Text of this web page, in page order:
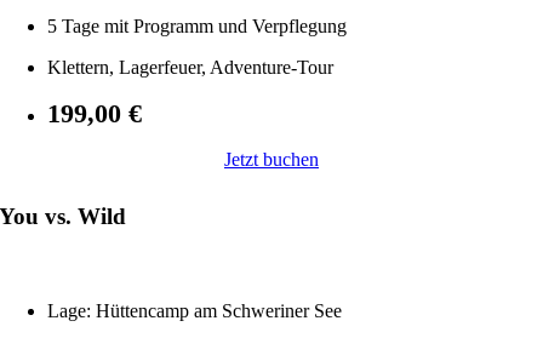
5 Tage mit Programm und Verpflegung
Klettern, Lagerfeuer, Adventure-Tour
199,00 €
Jetzt buchen
You vs. Wild
Lage: Hüttencamp am Schweriner See